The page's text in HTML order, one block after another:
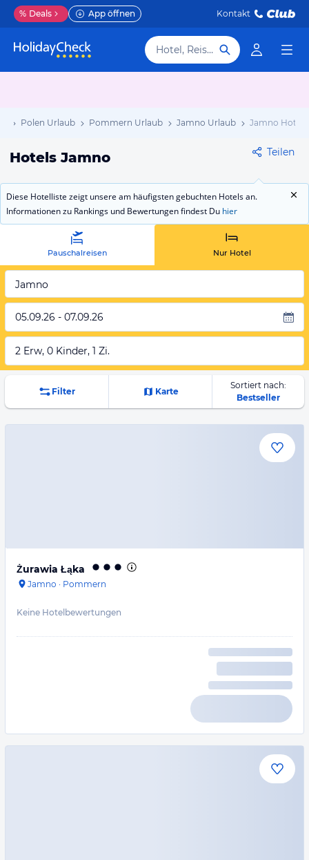
% Deals App öffnen Kontakt
Hotel, Reiseziel
Polen Urlaub Pommern Urlaub Jamno Urlaub Jamno Hotels
Hotels Jamno Teilen
Diese Hotelliste zeigt unsere am häufigsten gebuchten Hotels an.
Informationen zu Rankings und Bewertungen findest Du hier
Pauschalreisen Nur Hotel
Jamno
05.09.26 - 07.09.26
2 Erw, 0 Kinder, 1 Zi.
Filter Karte
Sortiert nach:
Bestseller
Żurawia Łąka
Jamno · Pommern
Keine Hotelbewertungen